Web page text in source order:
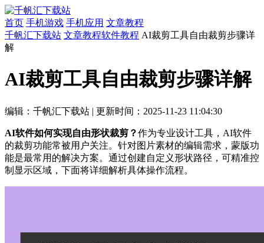
首页 手机游戏 手机应用 文章教程
千帆汇下载站 文章教程软件教程 AI裁剪工具自由裁剪步骤详
解
AI裁剪工具自由裁剪步骤详解
编辑：千帆汇下载站 | 更新时间：2025-11-23 11:04:30
AI软件如何实现自由形状裁剪？作为专业设计工具，AI软件
的裁剪功能常被用户关注。针对图片素材的编辑需求，蒙版功
能是最常用的解决方案。通过创建自定义形状路径，可精准控
制显示区域，下面将详细解析具体操作流程。